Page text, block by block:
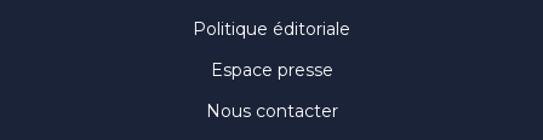
Politique éditoriale
Espace presse
Nous contacter